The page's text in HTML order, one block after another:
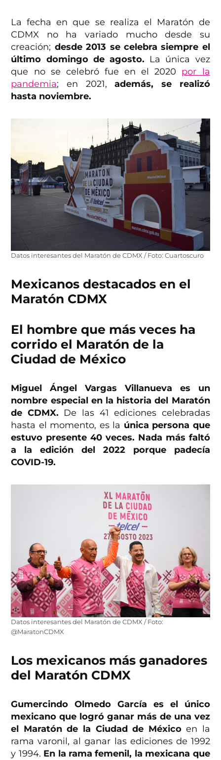
La fecha en que se realiza el Maratón de
CDMX no ha variado mucho desde su
creación; desde 2013 se celebra siempre el
último domingo de agosto. La única vez
que no se celebró fue en el 2020 por la
pandemia; en 2021,además, se realizó
hasta noviembre.
Datos interesantes del Maratón de CDMX / Foto: Cuartoscuro
Mexicanos destacados en el
Maratón CDMX
El hombre que más veces ha
corrido el Maratón de la
Ciudad de México
Miguel Ángel Vargas Villanueva es un
nombre especial en la historia del Maratón
de CDMX. De las 41 ediciones celebradas
hasta el momento, es la única persona que
estuvo presente 40 veces. Nada más faltó
a la edición del 2022 porque padecía
COVID-19.
Datos interesantes del Maratón de CDMX / Foto:
@MaratonCDMX
Los mexicanos más ganadores
del Maratón CDMX
Gumercindo Olmedo García es el único
mexicano que logró ganar más de una vez
el Maratón de la Ciudad de Méxicoen la
rama varonil, al ganar las ediciones de 1992
y 1994. En la rama femenil, la mexicana que